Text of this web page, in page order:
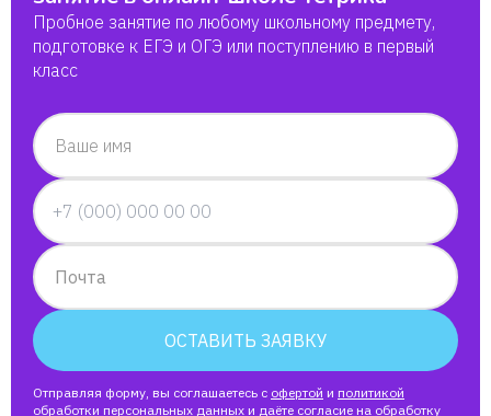
Пробное занятие по любому школьному предмету,
подготовке к ЕГЭ и ОГЭ или поступлению в первый
класс
Ваше имя
Почта
ОСТАВИТЬ ЗАЯВКУ
Отправляя форму, вы соглашаетесь с офертой и политикой
обработки персональных данных и даёте согласие на обработку